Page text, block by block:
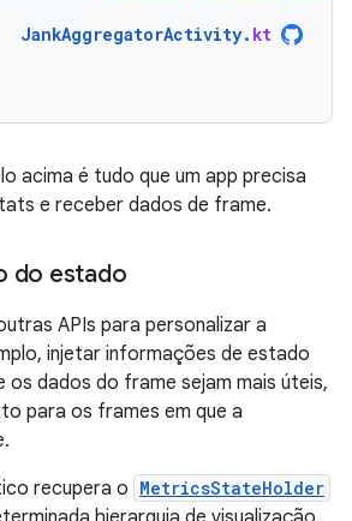
JankAggregatorActivity. kt
acima é tudo que um app precisa
e receber dados de frame.
do estado
APIs para personalizar a
injetar informações de estado
os dados do frame sejam mais úteis,
para os frames em que a
recupera o MetricsStateHolder